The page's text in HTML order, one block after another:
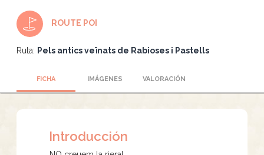
ROUTE POI
Ruta: Pels antics veïnats de Rabioses i Pastells
FICHA IMÁGENES VALORACIÓN
Introducción